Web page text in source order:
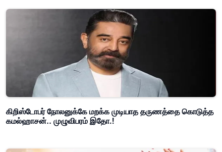
கிறிஸ்டோபர் நோலனுக்கே மறக்க முடியாத தருணத்தை கொடுத்த
கமல்ஹாசன்.. முழுவிபரம் இதோ.!